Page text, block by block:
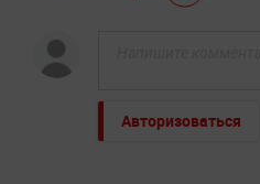
Авторизоваться